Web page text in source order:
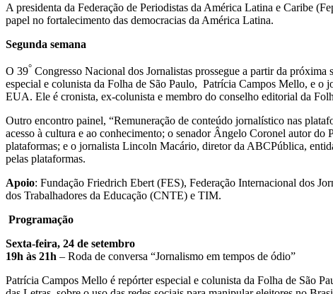
A presidenta da Federação de Periodistas da América Latina e Caribe
papel no fortalecimento das democracias da América Latina.
Segunda semana
O 39° Congresso Nacional dos Jornalistas prossegue a partir da
especial e colunista da Folha de São Paulo, Patrícia Campos Mello, e
EUA. Ele é cronista, ex-colunista e membro do conselho editorial da
Outro encontro painel, “Remuneração de conteúdo jornalístico nas
acesso à cultura e ao conhecimento; o senador Ângelo Coronel autor
plataformas; e o jornalista Lincoln Macário, diretor da ABCPública,
pelas plataformas.
Apoio: Fundação Friedrich Ebert (FES), Federação Internacional dos
dos Trabalhadores da Educação (CNTE) e TIM.
Programação
Sexta-feira, 24 de setembro
19h às 21h – Roda de conversa “Jornalismo em tempos de ódio”
Patrícia Campos Mello é repórter especial e colunista da Folha de São